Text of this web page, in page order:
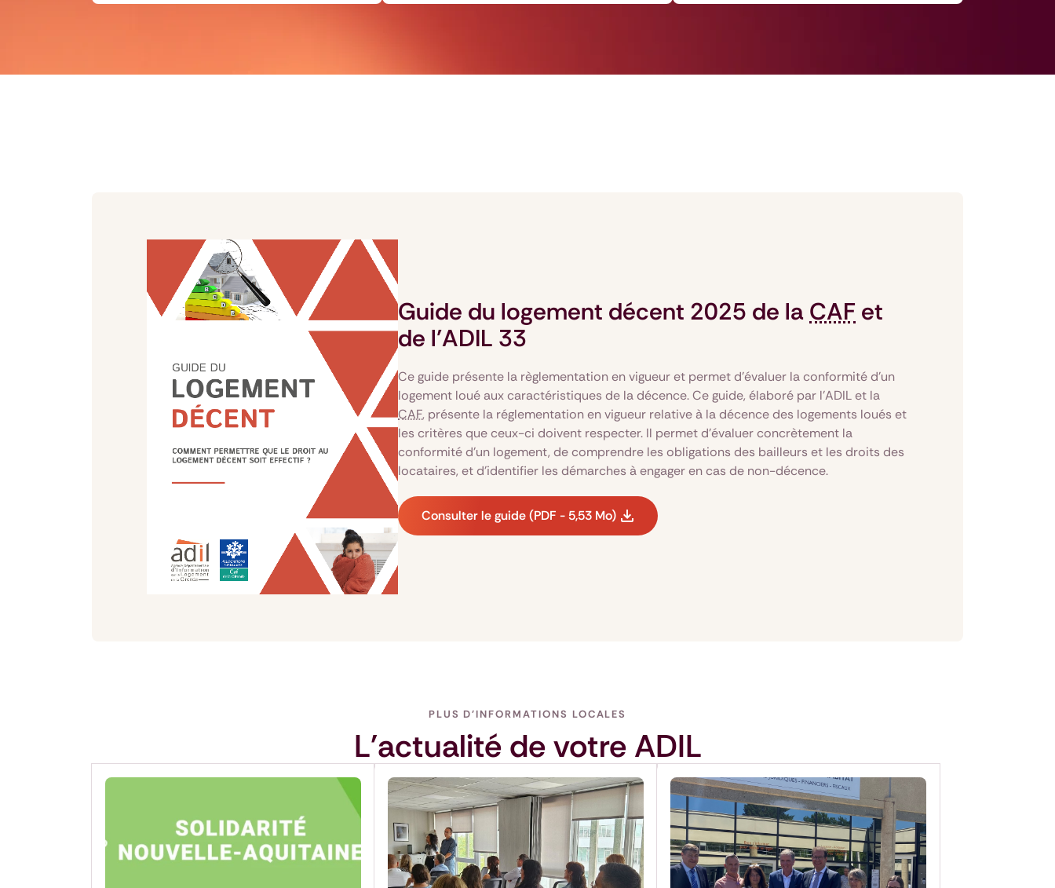
Guide du logement décent 2025 de la CAF et
de l’ADIL 33
Ce guide présente la règlementation en vigueur et permet d’évaluer la conformité d'un
logement loué aux caractéristiques de la décence. Ce guide, élaboré par l’ADIL et la
CAF, présente la réglementation en vigueur relative à la décence des logements loués et
les critères que ceux-ci doivent respecter. Il permet d’évaluer concrètement la
conformité d’un logement, de comprendre les obligations des bailleurs et les droits des
locataires, et d’identifier les démarches à engager en cas de non-décence.
Consulter le guide (PDF - 5,53 Mo)
L'actualité de votre ADIL
PLUS D'INFORMATIONS LOCALES